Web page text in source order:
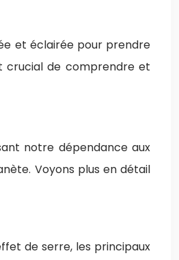
et éclairée pour prendre
crucial de comprendre et
notre dépendance aux
Voyons plus en détail
de serre, les principaux